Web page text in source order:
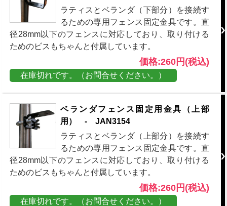
ラティスとベランダ（下部分）を接続す
るための専用フェンス固定金具です。直
径28mm以下のフェンスに対応しており、取り付ける
ためのビスもちゃんと付属しています。
価格:260円(税込)
在庫切れです。（お問合せください。）
ベランダフェンス固定用金具（上部
用） - JAN3154
ラティスとベランダ（上部分）を接続す
るための専用フェンス固定金具です。直
径28mm以下のフェンスに対応しており、取り付ける
ためのビスもちゃんと付属しています。
価格:260円(税込)
在庫切れです。（お問合せください。）